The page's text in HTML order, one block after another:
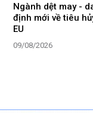
Ngành dệt may -
định mới về tiêu
EU
09/08/2026